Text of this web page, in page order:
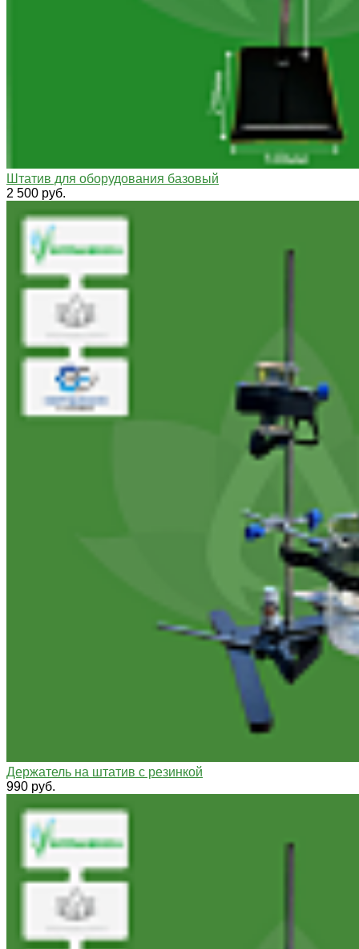
Штатив для оборудования базовый
2 500 руб.
Держатель на штатив с резинкой
990 руб.